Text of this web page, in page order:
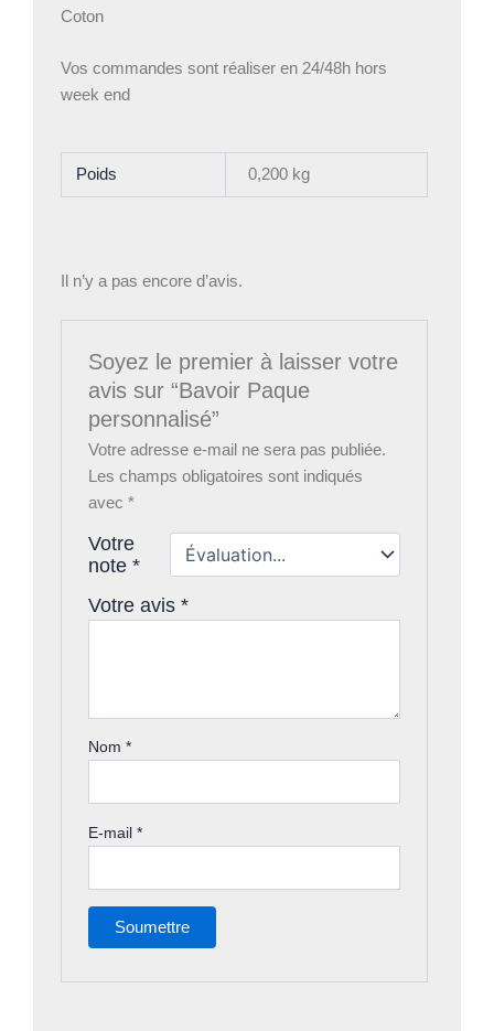
Coton
Vos commandes sont réaliser en 24/48h hors
week end
Poids 0,200 kg
Il n’y a pas encore d’avis.
Soyez le premier à laisser votre
avis sur “Bavoir Paque
personnalisé”
Votre adresse e-mail ne sera pas publiée.
Les champs obligatoires sont indiqués
avec*
Votre
note*
Votre avis*
Nom*
E-mail*